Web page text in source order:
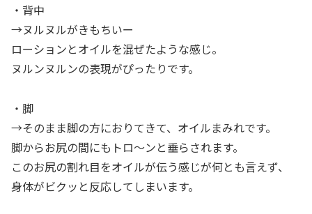
・背中
→ヌルヌルがきもちいー
ローションとオイルを混ぜたような感じ。
ヌルンヌルンの表現がぴったりです。
・脚
→そのまま脚の方におりてきて、オイルまみれです。
脚からお尻の間にもトロ～ンと垂らされます。
このお尻の割れ目をオイルが伝う感じが何とも言えず、
身体がビクッと反応してしまいます。